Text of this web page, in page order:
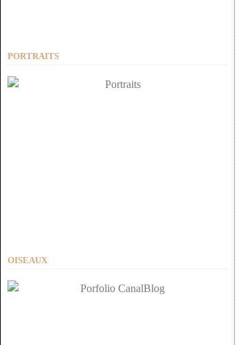
PORTRAITS
OISEAUX